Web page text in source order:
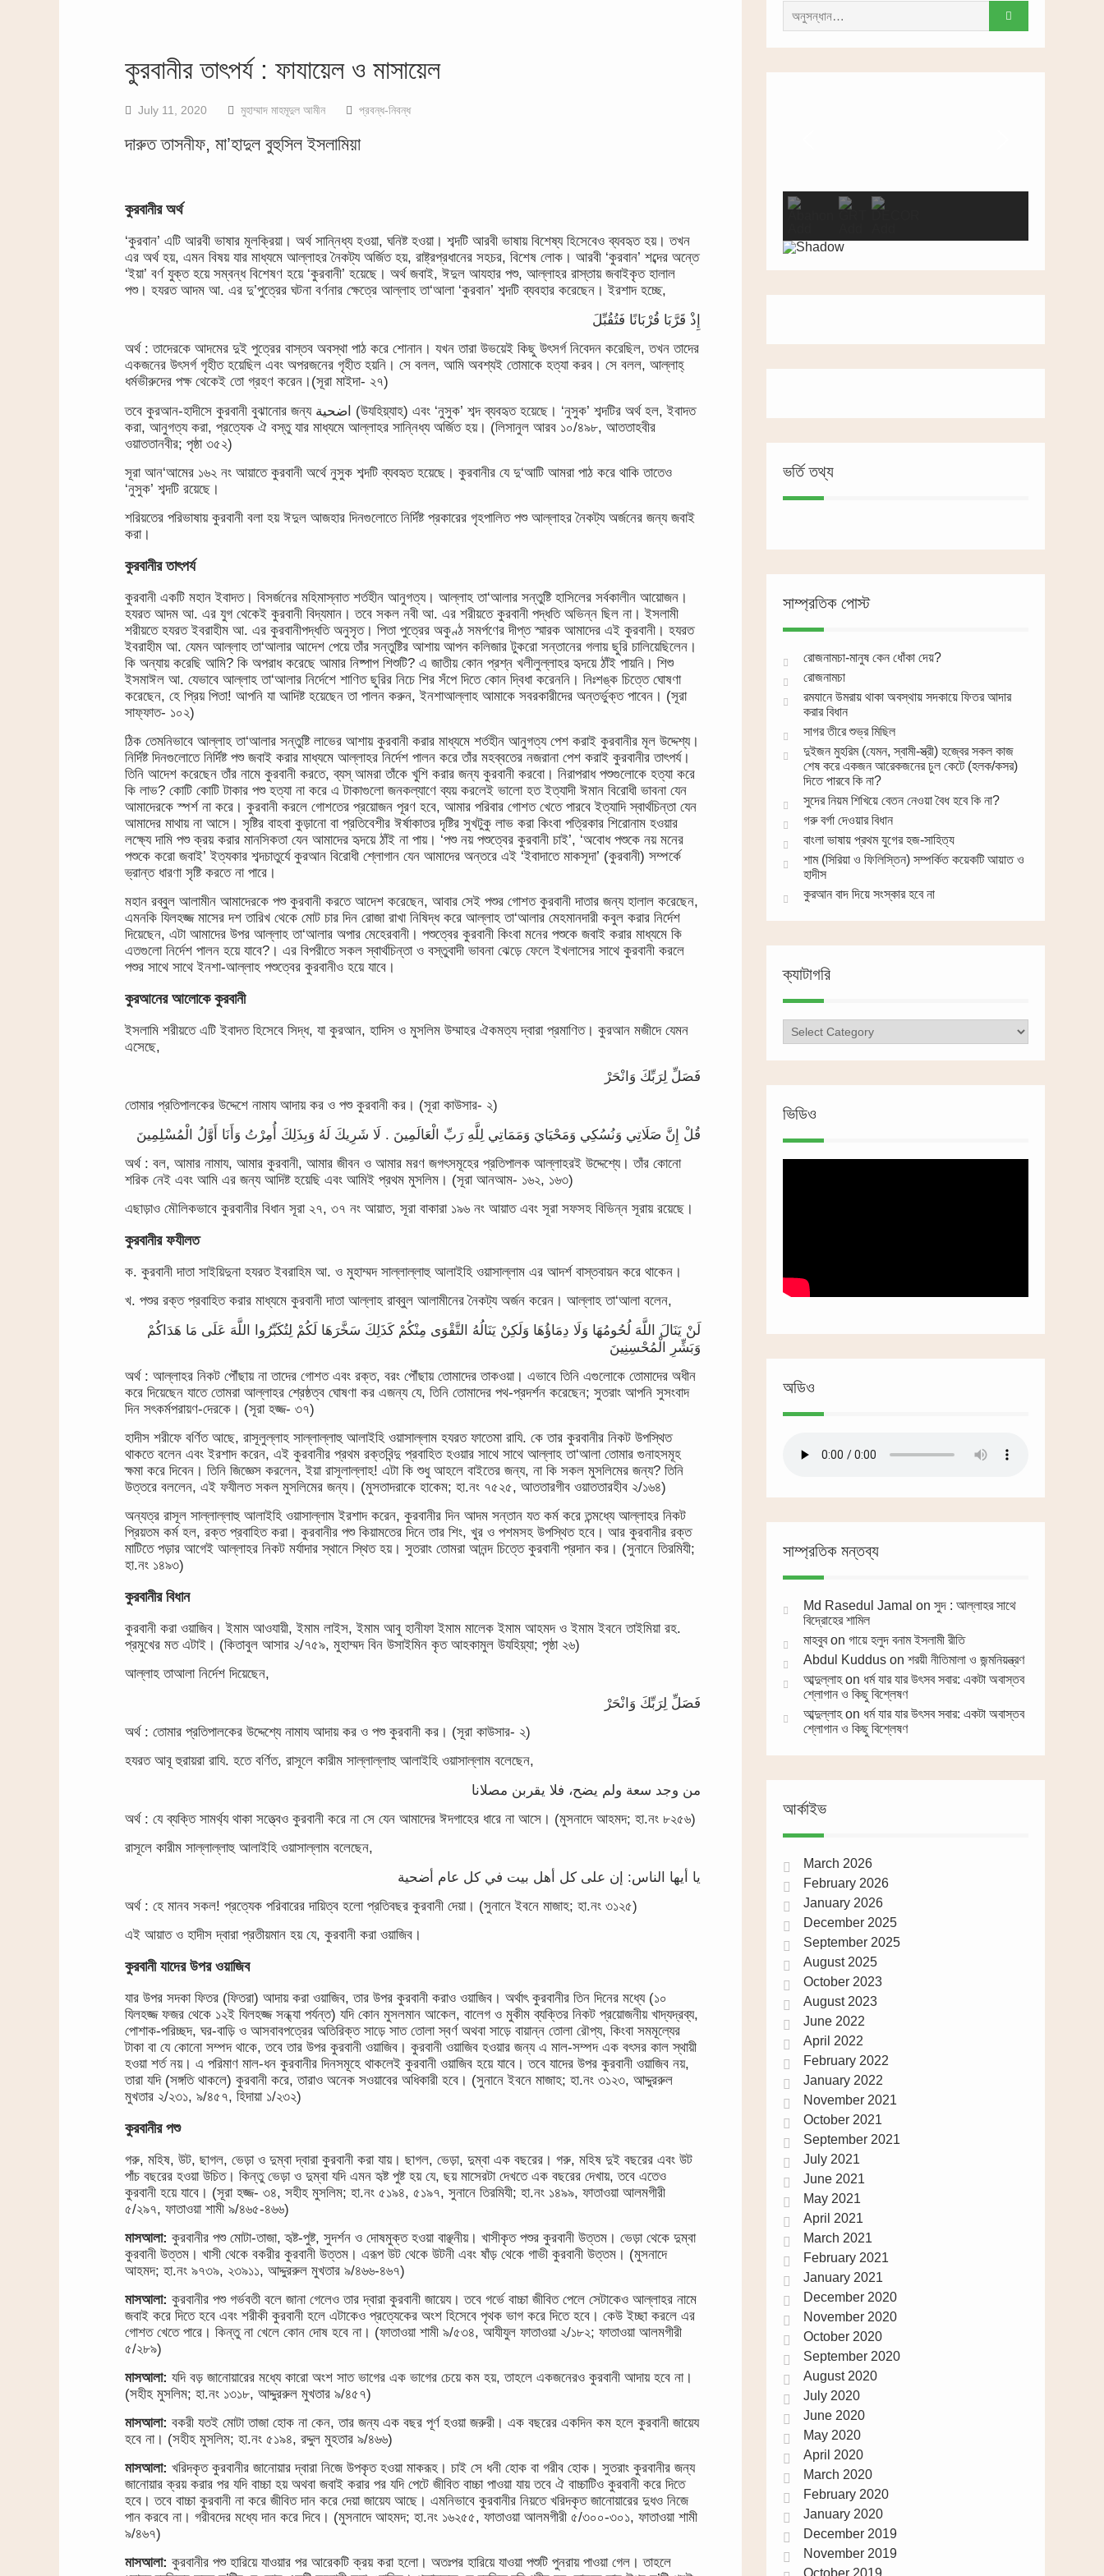
কুরবানীর তাৎপর্য : ফাযায়েল ও মাসায়েল
July 11, 2020 মুহাম্মাদ মাহমূদুল আমীন প্রবন্ধ-নিবন্ধ
দারুত তাসনীফ, মা’হাদুল বুহুসিল ইসলামিয়া
কুরবানীর অর্থ
‘কুরবান’ এটি আরবী ভাষার মূলক্রিয়া। অর্থ সান্নিধ্য হওয়া, ঘনিষ্ট হওয়া। শব্দটি আরবী ভাষায় বিশেষ্য হিসেবেও ব্যবহৃত হয়। তখন
এর অর্থ হয়, এমন বিষয় যার মাধ্যমে আল্লাহর নৈকট্য অর্জিত হয়, রাষ্ট্রপ্রধানের সহচর, বিশেষ লোক। আরবী ‘কুরবান’ শব্দের অন্তে
‘ইয়া’ বর্ণ যুক্ত হয়ে সম্বন্ধ বিশেষণ হয়ে ‘কুরবানী’ হয়েছে। অর্থ জবাই, ঈদুল আযহার পশু, আল্লাহর রাস্তায় জবাইকৃত হালাল
পশু। হযরত আদম আ. এর দু’পুত্রের ঘটনা বর্ণনার ক্ষেত্রে আল্লাহ তা‘আলা ‘কুরবান’ শব্দটি ব্যবহার করেছেন। ইরশাদ হচ্ছে,
إِذْ قَرَّبَا قُرْبَانًا فَتُقُبِّلَ
অর্থ : তাদেরকে আদমের দুই পুত্রের বাস্তব অবস্থা পাঠ করে শোনান। যখন তারা উভয়েই কিছু উৎসর্গ নিবেদন করেছিল, তখন তাদের
একজনের উৎসর্গ গৃহীত হয়েছিল এবং অপরজনের গৃহীত হয়নি। সে বলল, আমি অবশ্যই তোমাকে হত্যা করব। সে বলল, আল্লাহ্
ধর্মভীরুদের পক্ষ থেকেই তো গ্রহণ করেন।(সূরা মাইদা- ২৭)
তবে কুরআন-হাদীসে কুরবানী বুঝানোর জন্য اضحية (উযহিয়্যাহ) এবং ‘নুসুক’ শব্দ ব্যবহৃত হয়েছে। ‘নুসুক’ শব্দটির অর্থ হল, ইবাদত
করা, আনুগত্য করা, প্রত্যেক ঐ বস্তু যার মাধ্যমে আল্লাহর সান্নিধ্য অর্জিত হয়। (লিসানুল আরব ১০/৪৯৮, আততাহবীর
ওয়াততানবীর; পৃষ্ঠা ৩৫২)
সূরা আন‘আমের ১৬২ নং আয়াতে কুরবানী অর্থে নুসুক শব্দটি ব্যবহৃত হয়েছে। কুরবানীর যে দু‘আটি আমরা পাঠ করে থাকি তাতেও
‘নুসুক’ শব্দটি রয়েছে।
শরিয়তের পরিভাষায় কুরবানী বলা হয় ঈদুল আজহার দিনগুলোতে নির্দিষ্ট প্রকারের গৃহপালিত পশু আল্লাহর নৈকট্য অর্জনের জন্য জবাই
করা।
কুরবানীর তাৎপর্য
কুরবানী একটি মহান ইবাদত। বিসর্জনের মহিমাস্নাত শর্তহীন আনুগত্য। আল্লাহ তা‘আলার সন্তুষ্টি হাসিলের সর্বকালীন আয়োজন।
হযরত আদম আ. এর যুগ থেকেই কুরবানী বিদ্যমান। তবে সকল নবী আ. এর শরীয়তে কুরবানী পদ্ধতি অভিন্ন ছিল না। ইসলামী
শরীয়তে হযরত ইবরাহীম আ. এর কুরবানীপদ্ধতি অনুসৃত। পিতা পুত্রের অকুণ্ঠ সমর্পণের দীপ্ত স্মারক আমাদের এই কুরবানী। হযরত
ইবরাহীম আ. যেমন আল্লাহ তা‘আলার আদেশ পেয়ে তাঁর সন্তুষ্টির আশায় আপন কলিজার টুকরো সন্তানের গলায় ছুরি চালিয়েছিলেন।
কি অন্যায় করেছি আমি? কি অপরাধ করেছে আমার নিষ্পাপ শিশুটি? এ জাতীয় কোন প্রশ্ন খলীলুল্লাহর হৃদয়ে ঠাঁই পায়নি। শিশু
ইসমাঈল আ. যেভাবে আল্লাহ তা‘আলার নির্দেশে শাণিত ছুরির নিচে শির সঁপে দিতে কোন দ্বিধা করেননি। নিঃশঙ্ক চিত্তে ঘোষণা
করেছেন, হে প্রিয় পিতা! আপনি যা আদিষ্ট হয়েছেন তা পালন করুন, ইনশাআল্লাহ আমাকে সবরকারীদের অন্তর্ভুক্ত পাবেন। (সূরা
সাফ্ফাত- ১০২)
ঠিক তেমনিভাবে আল্লাহ তা‘আলার সন্তুষ্টি লাভের আশায় কুরবানী করার মাধ্যমে শর্তহীন আনুগত্য পেশ করাই কুরবানীর মূল উদ্দেশ্য।
নির্দিষ্ট দিনগুলোতে নির্দিষ্ট পশু জবাই করার মাধ্যমে আল্লাহর নির্দেশ পালন করে তাঁর মহব্বতের নজরানা পেশ করাই কুরবানীর তাৎপর্য।
তিনি আদেশ করেছেন তাঁর নামে কুরবানী করতে, ব্যস্ আমরা তাঁকে খুশি করার জন্য কুরবানী করবো। নিরাপরাধ পশুগুলোকে হত্যা করে
কি লাভ? কোটি কোটি টাকার পশু হত্যা না করে এ টাকাগুলো জনকল্যাণে ব্যয় করলেই ভালো হত ইত্যাদী ঈমান বিরোধী ভাবনা যেন
আমাদেরকে স্পর্শ না করে। কুরবানী করলে গোশতের প্রয়োজন পূরণ হবে, আমার পরিবার গোশত খেতে পারবে ইত্যাদি স্বার্থচিন্তা যেন
আমাদের মাথায় না আসে। সৃষ্টির বাহবা কুড়ানো বা প্রতিবেশীর ঈর্ষাকাতর দৃষ্টির সুখটুকু লাভ করা কিংবা পত্রিকার শিরোনাম হওয়ার
লক্ষ্যে দামি পশু ক্রয় করার মানসিকতা যেন আমাদের হৃদয়ে ঠাঁই না পায়। ‘পশু নয় পশুত্বের কুরবানী চাই’, ‘অবোধ পশুকে নয় মনের
পশুকে করো জবাই’ ইত্যকার শব্দচাতুর্যে কুরআন বিরোধী শ্লোগান যেন আমাদের অন্তরে এই ‘ইবাদাতে মাকসূদা’ (কুরবানী) সম্পর্কে
ভ্রান্ত ধারণা সৃষ্টি করতে না পারে।
মহান রব্বুল আলামীন আমাদেরকে পশু কুরবানী করতে আদেশ করেছেন, আবার সেই পশুর গোশত কুরবানী দাতার জন্য হালাল করেছেন,
এমনকি যিলহজ্জ মাসের দশ তারিখ থেকে মোট চার দিন রোজা রাখা নিষিদ্ধ করে আল্লাহ তা‘আলার মেহমানদারী কবুল করার নির্দেশ
দিয়েছেন, এটা আমাদের উপর আল্লাহ তা‘আলার অপার মেহেরবানী। পশুত্বের কুরবানী কিংবা মনের পশুকে জবাই করার মাধ্যমে কি
এতগুলো নির্দেশ পালন হয়ে যাবে?। এর বিপরীতে সকল স্বার্থচিন্তা ও বস্তুবাদী ভাবনা ঝেড়ে ফেলে ইখলাসের সাথে কুরবানী করলে
পশুর সাথে সাথে ইনশা-আল্লাহ পশুত্বের কুরবানীও হয়ে যাবে।
কুরআনের আলোকে কুরবানী
ইসলামি শরীয়তে এটি ইবাদত হিসেবে সিদ্ধ, যা কুরআন, হাদিস ও মুসলিম উম্মাহর ঐকমত্য দ্বারা প্রমাণিত। কুরআন মজীদে যেমন
এসেছে,
فَصَلِّ لِرَبِّكَ وَانْحَرْ
তোমার প্রতিপালকের উদ্দেশে নামায আদায় কর ও পশু কুরবানী কর। (সূরা কাউসার- ২)
قُلْ إِنَّ صَلَاتِي وَنُسُكِي وَمَحْيَايَ وَمَمَاتِي لِلَّهِ رَبِّ الْعَالَمِينَ . لَا شَرِيكَ لَهُ وَبِذَلِكَ أُمِرْتُ وَأَنَا أَوَّلُ الْمُسْلِمِينَ
অর্থ : বল, আমার নামায, আমার কুরবানী, আমার জীবন ও আমার মরণ জগৎসমূহের প্রতিপালক আল্লাহরই উদ্দেশ্যে। তাঁর কোনো
শরিক নেই এবং আমি এর জন্য আদিষ্ট হয়েছি এবং আমিই প্রথম মুসলিম। (সূরা আনআম- ১৬২, ১৬৩)
এছাড়াও মৌলিকভাবে কুরবানীর বিধান সূরা ২৭, ৩৭ নং আয়াত, সূরা বাকারা ১৯৬ নং আয়াত এবং সূরা সফসহ বিভিন্ন সূরায় রয়েছে।
কুরবানীর ফযীলত
ক. কুরবানী দাতা সাইয়িদুনা হযরত ইবরাহিম আ. ও মুহাম্মদ সাল্লাল্লাহু আলাইহি ওয়াসাল্লাম এর আদর্শ বাস্তবায়ন করে থাকেন।
খ. পশুর রক্ত প্রবাহিত করার মাধ্যমে কুরবানী দাতা আল্লাহ রাব্বুল আলামীনের নৈকট্য অর্জন করেন। আল্লাহ তা‘আলা বলেন,
لَنْ يَنَالَ اللَّهَ لُحُومُهَا وَلَا دِمَاؤُهَا وَلَكِنْ يَنَالُهُ التَّقْوَى مِنْكُمْ كَذَلِكَ سَخَّرَهَا لَكُمْ لِتُكَبِّرُوا اللَّهَ عَلَى مَا هَدَاكُمْ
وَبَشِّرِ الْمُحْسِنِينَ
অর্থ : আল্লাহর নিকট পৌঁছায় না তাদের গোশত এবং রক্ত, বরং পৌঁছায় তোমাদের তাকওয়া। এভাবে তিনি এগুলোকে তোমাদের অধীন
করে দিয়েছেন যাতে তোমরা আল্লাহর শ্রেষ্ঠত্ব ঘোষণা কর এজন্য যে, তিনি তোমাদের পথ-প্রদর্শন করেছেন; সুতরাং আপনি সুসংবাদ
দিন সৎকর্মপরায়ণ-দেরকে। (সূরা হজ্জ- ৩৭)
হাদীস শরীফে বর্ণিত আছে, রাসূলুল্লাহ সাল্লাল্লাহু আলাইহি ওয়াসাল্লাম হযরত ফাতেমা রাযি. কে তার কুরবানীর নিকট উপস্থিত
থাকতে বলেন এবং ইরশাদ করেন, এই কুরবানীর প্রথম রক্তবিন্দু প্রবাহিত হওয়ার সাথে সাথে আল্লাহ তা‘আলা তোমার গুনাহসমূহ
ক্ষমা করে দিবেন। তিনি জিজ্ঞেস করলেন, ইয়া রাসূলাল্লাহ! এটা কি শুধু আহলে বাইতের জন্য, না কি সকল মুসলিমের জন্য? তিনি
উত্তরে বললেন, এই ফযীলত সকল মুসলিমের জন্য। (মুসতাদরাকে হাকেম; হা.নং ৭৫২৫, আততারগীব ওয়াততারহীব ২/১৬৪)
অন্যত্র রাসূল সাল্লাল্লাহু আলাইহি ওয়াসাল্লাম ইরশাদ করেন, কুরবানীর দিন আদম সন্তান যত কর্ম করে তন্মধ্যে আল্লাহর নিকট
প্রিয়তম কর্ম হল, রক্ত প্রবাহিত করা। কুরবানীর পশু কিয়ামতের দিনে তার শিং, খুর ও পশমসহ উপস্থিত হবে। আর কুরবানীর রক্ত
মাটিতে পড়ার আগেই আল্লাহর নিকট মর্যাদার স্থানে স্থিত হয়। সুতরাং তোমরা আনন্দ চিত্তে কুরবানী প্রদান কর। (সুনানে তিরমিযী;
হা.নং ১৪৯৩)
কুরবানীর বিধান
কুরবানী করা ওয়াজিব। ইমাম আওযায়ী, ইমাম লাইস, ইমাম আবু হানীফা ইমাম মালেক ইমাম আহমদ ও ইমাম ইবনে তাইমিয়া রহ.
প্রমুখের মত এটাই। (কিতাবুল আসার ২/৭৫৯, মুহাম্মদ বিন উসাইমিন কৃত আহকামুল উযহিয়্যা; পৃষ্ঠা ২৬)
আল্লাহ তাআলা নির্দেশ দিয়েছেন,
فَصَلِّ لِرَبِّكَ وَانْحَرْ
অর্থ : তোমার প্রতিপালকের উদ্দেশ্যে নামায আদায় কর ও পশু কুরবানী কর। (সূরা কাউসার- ২)
হযরত আবূ হুরায়রা রাযি. হতে বর্ণিত, রাসূলে কারীম সাল্লাল্লাহু আলাইহি ওয়াসাল্লাম বলেছেন,
من وجد سعة ولم يضح، فلا يقربن مصلانا
অর্থ : যে ব্যক্তি সামর্থ্য থাকা সত্ত্বেও কুরবানী করে না সে যেন আমাদের ঈদগাহের ধারে না আসে। (মুসনাদে আহমদ; হা.নং ৮২৫৬)
রাসূলে কারীম সাল্লাল্লাহু আলাইহি ওয়াসাল্লাম বলেছেন,
يا أيها الناس: إن على كل أهل بيت في كل عام أضحية
অর্থ : হে মানব সকল! প্রত্যেক পরিবারের দায়িত্ব হলো প্রতিবছর কুরবানী দেয়া। (সুনানে ইবনে মাজাহ; হা.নং ৩১২৫)
এই আয়াত ও হাদীস দ্বারা প্রতীয়মান হয় যে, কুরবানী করা ওয়াজিব।
কুরবানী যাদের উপর ওয়াজিব
যার উপর সদকা ফিতর (ফিতরা) আদায় করা ওয়াজিব, তার উপর কুরবানী করাও ওয়াজিব। অর্থাৎ কুরবানীর তিন দিনের মধ্যে (১০
যিলহজ্জ ফজর থেকে ১২ই যিলহজ্জ সন্ধ্যা পর্যন্ত) যদি কোন মুসলমান আকেল, বালেগ ও মুকীম ব্যক্তির নিকট প্রয়োজনীয় খাদ্যদ্রব্য,
পোশাক-পরিচ্ছদ, ঘর-বাড়ি ও আসবাবপত্রের অতিরিক্ত সাড়ে সাত তোলা স্বর্ণ অথবা সাড়ে বায়ান্ন তোলা রৌপ্য, কিংবা সমমূল্যের
টাকা বা যে কোনো সম্পদ থাকে, তবে তার উপর কুরবানী ওয়াজিব। কুরবানী ওয়াজিব হওয়ার জন্য এ মাল-সম্পদ এক বৎসর কাল স্থায়ী
হওয়া শর্ত নয়। এ পরিমাণ মাল-ধন কুরবানীর দিনসমূহে থাকলেই কুরবানী ওয়াজিব হয়ে যাবে। তবে যাদের উপর কুরবানী ওয়াজিব নয়,
তারা যদি (সঙ্গতি থাকলে) কুরবানী করে, তারাও অনেক সওয়াবের অধিকারী হবে। (সুনানে ইবনে মাজাহ; হা.নং ৩১২৩, আদ্দুররুল
মুখতার ২/২৩১, ৯/৪৫৭, হিদায়া ১/২৩২)
কুরবানীর পশু
গরু, মহিষ, উট, ছাগল, ভেড়া ও দুম্বা দ্বারা কুরবানী করা যায়। ছাগল, ভেড়া, দুম্বা এক বছরের। গরু, মহিষ দুই বছরের এবং উট
পাঁচ বছরের হওয়া উচিত। কিন্তু ভেড়া ও দুম্বা যদি এমন হৃষ্ট পুষ্ট হয় যে, ছয় মাসেরটা দেখতে এক বছরের দেখায়, তবে এতেও
কুরবানী হয়ে যাবে। (সূরা হজ্জ- ৩৪, সহীহ মুসলিম; হা.নং ৫১৯৪, ৫১৯৭, সুনানে তিরমিযী; হা.নং ১৪৯৯, ফাতাওয়া আলমগীরী
৫/২৯৭, ফাতাওয়া শামী ৯/৪৬৫-৪৬৬)
মাসআলা: কুরবানীর পশু মোটা-তাজা, হৃষ্ট-পুষ্ট, সুদর্শন ও দোষমুক্ত হওয়া বাঞ্ছনীয়। খাসীকৃত পশুর কুরবানী উত্তম। ভেড়া থেকে দুম্বা
কুরবানী উত্তম। খাসী থেকে বকরীর কুরবানী উত্তম। এরূপ উট থেকে উটনী এবং ষাঁড় থেকে গাভী কুরবানী উত্তম। (মুসনাদে
আহমদ; হা.নং ৯৭৩৯, ২৩৯১১, আদ্দুররুল মুখতার ৯/৪৬৬-৪৬৭)
মাসআলা: কুরবানীর পশু গর্ভবতী বলে জানা গেলেও তার দ্বারা কুরবানী জায়েয। তবে গর্ভে বাচ্চা জীবিত পেলে সেটাকেও আল্লাহর নামে
জবাই করে দিতে হবে এবং শরীকী কুরবানী হলে এটাকেও প্রত্যেকের অংশ হিসেবে পৃথক ভাগ করে দিতে হবে। কেউ ইচ্ছা করলে এর
গোশত খেতে পারে। কিন্তু না খেলে কোন দোষ হবে না। (ফাতাওয়া শামী ৯/৫৩৪, আযীযুল ফাতাওয়া ২/১৮২; ফাতাওয়া আলমগীরী
৫/২৮৯)
মাসআলা: যদি বড় জানোয়ারের মধ্যে কারো অংশ সাত ভাগের এক ভাগের চেয়ে কম হয়, তাহলে একজনেরও কুরবানী আদায় হবে না।
(সহীহ মুসলিম; হা.নং ১৩১৮, আদ্দুররুল মুখতার ৯/৪৫৭)
মাসআলা: বকরী যতই মোটা তাজা হোক না কেন, তার জন্য এক বছর পূর্ণ হওয়া জরুরী। এক বছরের একদিন কম হলে কুরবানী জায়েয
হবে না। (সহীহ মুসলিম; হা.নং ৫১৯৪, রদ্দুল মুহতার ৯/৪৬৬)
মাসআলা: খরিদকৃত কুরবানীর জানোয়ার দ্বারা নিজে উপকৃত হওয়া মাকরূহ। চাই সে ধনী হোক বা গরীব হোক। সুতরাং কুরবানীর জন্য
জানোয়ার ক্রয় করার পর যদি বাচ্চা হয় অথবা জবাই করার পর যদি পেটে জীবিত বাচ্চা পাওয়া যায় তবে ঐ বাচ্চাটিও কুরবানী করে দিতে
হবে। তবে বাচ্চা কুরবানী না করে জীবিত দান করে দেয়া জায়েয আছে। এমনিভাবে কুরবানীর নিয়তে খরিদকৃত জানোয়ারের দুধও নিজে
পান করবে না। গরীবদের মধ্যে দান করে দিবে। (মুসনাদে আহমদ; হা.নং ১৬২৫৫, ফাতাওয়া আলমগীরী ৫/৩০০-৩০১, ফাতাওয়া শামী
৯/৪৬৭)
মাসআলা: কুরবানীর পশু হারিয়ে যাওয়ার পর আরেকটি ক্রয় করা হলো। অতঃপর হারিয়ে যাওয়া পশুটি পুনরায় পাওয়া গেল। তাহলে
করাঃ
ভর্তি তথ্য
সাম্প্রতিক পোস্ট
রোজনামচা-মানুষ কেন ধোঁকা দেয়?
রোজনামচা
রমযানে উমরায় থাকা অবস্থায় সদকায়ে ফিতর আদার
করার বিধান
সাগর তীরে শুভ্র মিছিল
দুইজন মুহরিম (যেমন, স্বামী-স্ত্রী) হজ্বের সকল কাজ
শেষ করে একজন আরেকজনের চুল কেটে (হলক/কসর)
দিতে পারবে কি না?
সুদের নিয়ম শিখিয়ে বেতন নেওয়া বৈধ হবে কি না?
গরু বর্গা দেওয়ার বিধান
বাংলা ভাষায় প্রথম যুগের হজ-সাহিত্য
শাম (সিরিয়া ও ফিলিস্তিন) সম্পর্কিত কয়েকটি আয়াত ও
হাদীস
কুরআন বাদ দিয়ে সংস্কার হবে না
ক্যাটাগরি
ক্যাটাগরি
ভিডিও
অডিও
সাম্প্রতিক মন্তব্য
Md Rasedul Jamal on সুদ : আল্লাহর সাথে
বিদ্রোহের শামিল
মাহবুবon গায়ে হলুদ বনাম ইসলামী রীতি
Abdul Kuddus on শরয়ী নীতিমালা ও জন্মনিয়ন্ত্রণ
আব্দুল্লাহon ধর্ম যার যার উৎসব সবার: একটা অবাস্তব
শ্লোগান ও কিছু বিশ্লেষণ
আব্দুল্লাহon ধর্ম যার যার উৎসব সবার: একটা অবাস্তব
শ্লোগান ও কিছু বিশ্লেষণ
আর্কাইভ
March 2026
February 2026
January 2026
December 2025
September 2025
August 2025
October 2023
August 2023
June 2022
April 2022
February 2022
January 2022
November 2021
October 2021
September 2021
July 2021
June 2021
May 2021
April 2021
March 2021
February 2021
January 2021
December 2020
November 2020
October 2020
September 2020
August 2020
July 2020
June 2020
May 2020
April 2020
March 2020
February 2020
January 2020
December 2019
November 2019